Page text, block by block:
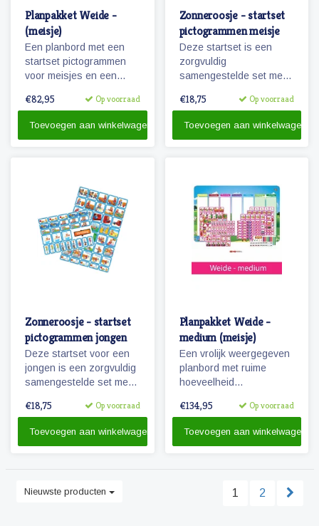
Planpakket Weide -
(meisje)
Een planbord met een
startset pictogrammen
voor meisjes en een
€82,95 Op voorraad
Toevoegen aan winkelwagen
Zonneroosje - startset
pictogrammen meisje
Deze startset is een
zorgvuldig
samengestelde set met
pictogrammen voor een
dagen planning.
€18,75 Op voorraad
Toevoegen aan winkelwagen
Zonneroosje - startset
pictogrammen jongen
Deze startset voor een
jongen is een zorgvuldig
samengestelde set met
pictogrammen voor
€18,75 Op voorraad
Toevoegen aan winkelwagen
Planpakket Weide -
medium (meisje)
Een vrolijk weergegeven
planbord met ruime
hoeveelheid
planplezier!
€134,95 Op voorraad
Toevoegen aan winkelwagen
Nieuwste producten 1 2